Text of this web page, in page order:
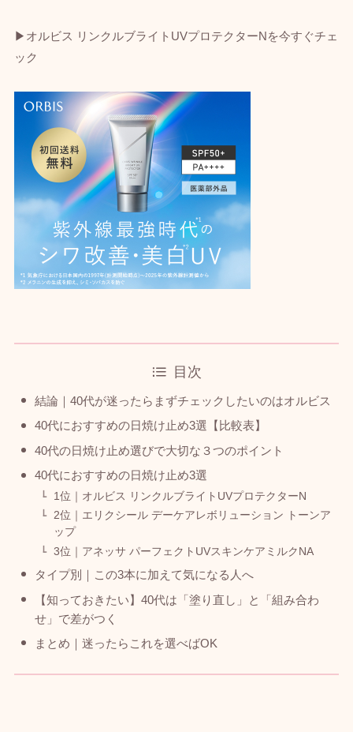
▶オルビス リンクルブライトUVプロテクターNを今すぐチェ
ック
目次
結論｜40代が迷ったらまずチェックしたいのはオルビス
40代におすすめの日焼け止め3選【比較表】
40代の日焼け止め選びで大切な３つのポイント
40代におすすめの日焼け止め3選
1位｜オルビス リンクルブライトUVプロテクターN
2位｜エリクシール デーケアレボリューション トーンア
ップ
3位｜アネッサ パーフェクトUVスキンケアミルクNA
タイプ別｜この3本に加えて気になる人へ
【知っておきたい】40代は「塗り直し」と「組み合わ
せ」で差がつく
まとめ｜迷ったらこれを選べばOK